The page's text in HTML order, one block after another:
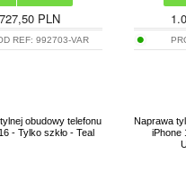
727,50 PLN
REF:992703-VAR
obudowy telefonu
- Tylko szkło - Teal
Naprawa
iPhone